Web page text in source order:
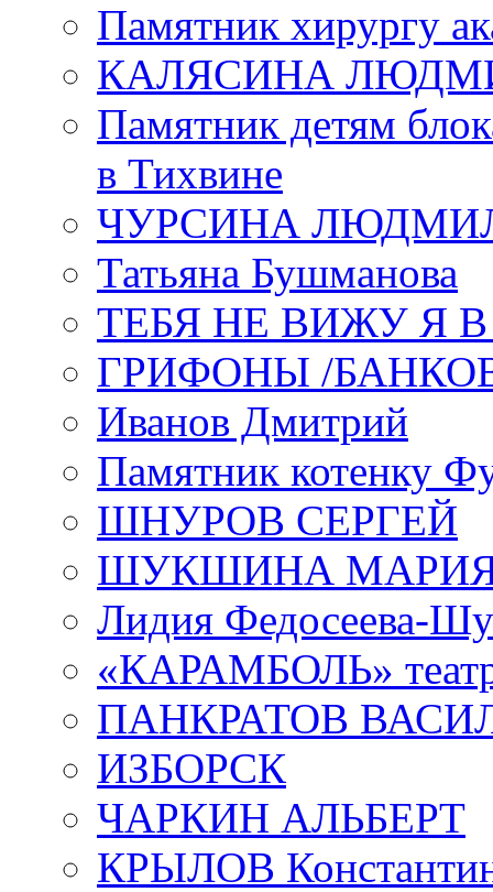
Памятник хирургу
КАЛЯСИНА
Памятник детям
в Тихвине
ЧУРСИНА
Татьяна Бушманова
ТЕБЯ НЕ ВИЖУ Я
ГРИФОНЫ /
Иванов Дмитрий
Памятник котенку
ШНУРОВ СЕРГЕЙ
ШУКШИНА
Лидия Федосеева-
«КАРАМБОЛЬ»
ПАНКРАТОВ
ИЗБОРСК
ЧАРКИН АЛЬБЕРТ
КРЫЛОВ